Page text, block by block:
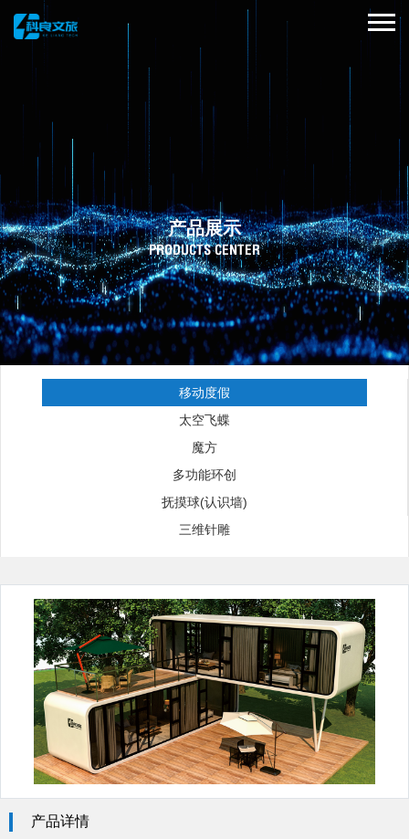
产品展示
PRODUCTS CENTER
移动度假
太空飞蝶
魔方
多功能环创
抚摸球(认识墙)
三维针雕
产品详情